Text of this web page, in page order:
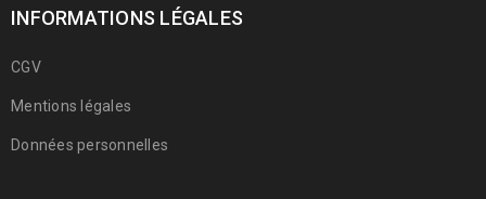
INFORMATIONS LÉGALES
CGV
Mentions légales
Données personnelles